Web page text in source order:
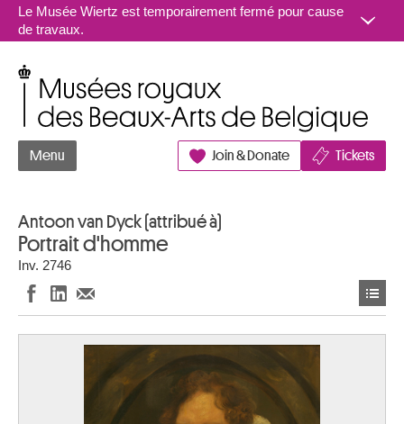
Aller au contenu
Le Musée Wiertz est temporairement fermé pour cause
de travaux.
Menu Join & Donate Tickets
Antoon van Dyck (attribué à)
Portrait d'homme
Inv. 2746